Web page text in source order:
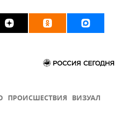
ПРОИСШЕСТВИЯ ВИЗУАЛ